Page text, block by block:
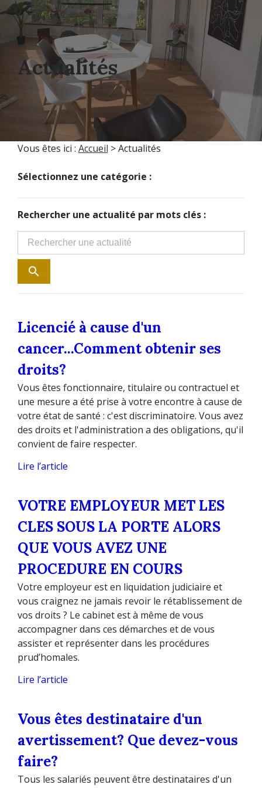
Actualités
Vous êtes ici : Accueil > Actualités
Sélectionnez une catégorie :
Rechercher une actualité par mots clés :
Licencié à cause d'un
cancer...Comment obtenir ses
droits?
Vous êtes fonctionnaire, titulaire ou contractuel et
une mesure a été prise à votre encontre à cause de
votre état de santé : c'est discriminatoire. Vous avez
des droits et l'administration a des obligations, qu'il
convient de faire respecter.
Lire l’article
VOTRE EMPLOYEUR MET LES
CLES SOUS LA PORTE ALORS
QUE VOUS AVEZ UNE
PROCEDURE EN COURS
Votre employeur est en liquidation judiciaire et
vous craignez ne jamais revoir le rétablissement de
vos droits ? Le cabinet est à même de vous
accompagner dans ces démarches et de vous
assister et représenter dans les procédures
prud’homales.
Lire l’article
Vous êtes destinataire d'un
avertissement? Que devez-vous
faire?
Tous les salariés peuvent être destinataires d'un